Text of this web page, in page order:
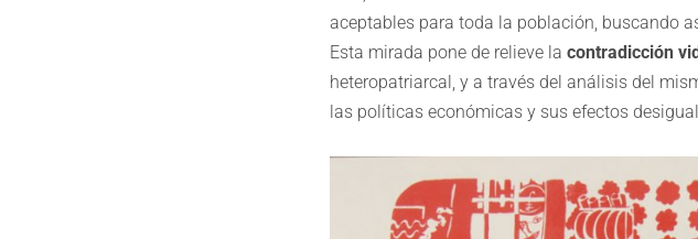
aceptables para toda la población, buscando
Esta mirada pone de relieve la contradicción
heteropatriarcal, y a través del análisis del
las políticas económicas y sus efectos